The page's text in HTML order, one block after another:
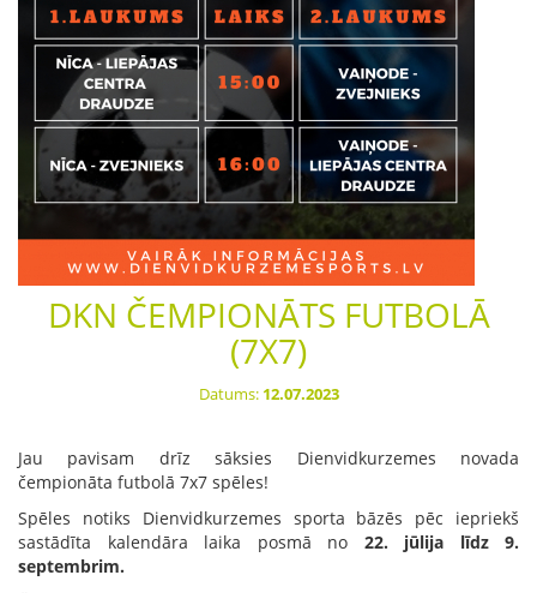
DKN ČEMPIONĀTS FUTBOLĀ
(7X7)
Datums: 12.07.2023
Jau pavisam drīz sāksies Dienvidkurzemes novada
čempionāta futbolā 7x7 spēles!
Spēles notiks Dienvidkurzemes sporta bāzēs pēc iepriekš
sastādīta kalendāra laika posmā no 22. jūlija līdz 9.
septembrim.